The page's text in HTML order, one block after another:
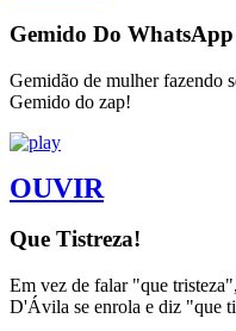
Gemido Do WhatsApp
Gemidão de mulher fazendo
Gemido do zap!
OUVIR
Que Tistreza!
Em vez de falar "que
D'Ávila se enrola e diz "que